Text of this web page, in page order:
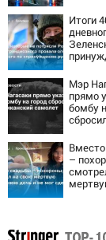
Итоги
Мэр
прямо
бомбу
–